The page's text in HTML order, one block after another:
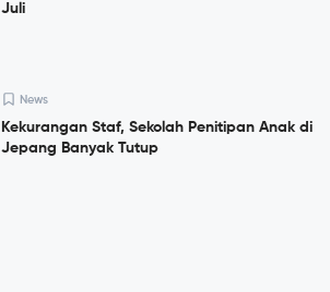
Juli
News
Kekurangan Staf, Sekolah Penitipan Anak di
Jepang Banyak Tutup